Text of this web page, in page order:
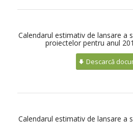
Calendarul estimativ de lansare a
proiectelor pentru anul
Descarcă
Calendarul estimativ de lansare a